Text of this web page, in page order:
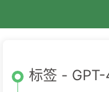
标签 - GPT-